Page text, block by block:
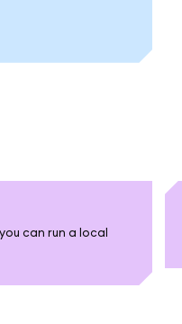
can run a local